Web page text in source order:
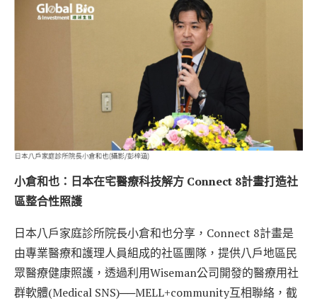
小倉和也：日本在宅醫療科技解方 Connect 8計畫打造社
區整合性照護
日本八戶家庭診所院長小倉和也分享，Connect 8計畫是
由專業醫療和護理人員組成的社區團隊，提供八戶地區民
眾醫療健康照護，透過利用Wiseman公司開發的醫療用社
群軟體(Medical SNS)──MELL+community互相聯絡，截